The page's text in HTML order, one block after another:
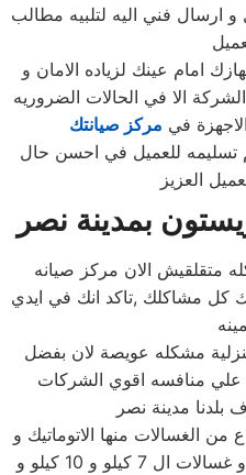
ارسال فني اليه لتلبيه مطالب
امام عينك لزياده الامان و
الشركة الا في الحالات الضروريه
في مركز صيانتك
تسليمه للعميل في احسن حال
العزيز
بمدينة نصر
متقلقيش الان مركز صيانه
كل مشاكلك ,تاكد انك في ايدي
مشكله عويصة لان بفضل
علي منافسه اقوي الشركات
من الغسالات منها الاتوماتيك و
تحميل امامي و تحميل علوي و غسالات ال 7 كيلو و 10 كيلو و